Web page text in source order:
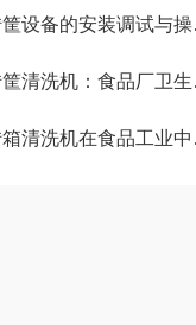
设备的安装调试与操作指南
洗机：食品厂卫生清洗解决方案
洗机在食品工业中的重要性